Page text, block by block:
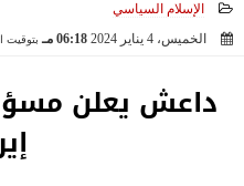
الإسلام السياسي
الخميس، 4 يناير 2024
06:18 مـ بتوقيت
داعش يعلن